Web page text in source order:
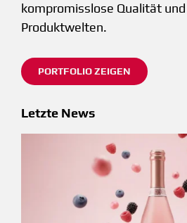
kompromisslose Qualität
Produktwelten.
PORTFOLIO ZEIGEN
Letzte News